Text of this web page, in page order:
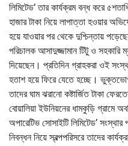
লিমিটেড’ তার কার্যক্রম বন্ধ করে
হাজার টাকা নিয়ে লাপাত্তা হওয়ার
হয়ে যাওয়ার পর থেকে দুশ্চিন্তায়
পরিচালক আসাদুজ্জামান টিটু ও সহকারি
দিয়েছেন। প্রতিদিন গ্রাহকরা ওই
হতাশ হয়ে ফিরে যেতে হচ্ছে।
তাদের ঘাম ঝরানো কষ্টার্জিত টাকা
বোয়ালিয়া ইউনিয়নের ধামকুড়ি গ্রামে
অপারেটিভ সোসাইটি লিমিটেড’
নিবন্ধন নিয়ে স্বল্পপরিসরে তাদের